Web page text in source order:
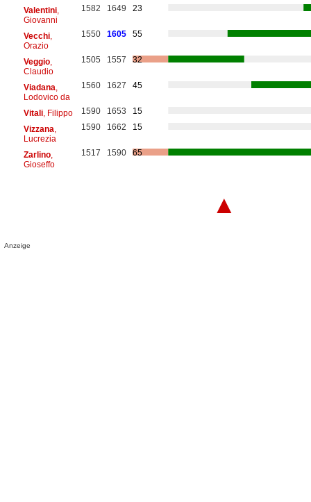
Valentini,
Giovanni
1582 1649 23
Vecchi,
Orazio
1550 1605 55
Veggio,
Claudio
1505 1557 32
Viadana
Lodovico da
1560 1627 45
Vitali, Filippo 1590 1653
15
Vizzana
Lucrezia
1590 1662 15
Zarlino,
Gioseffo
1517 1590 65
▲
Anzeige